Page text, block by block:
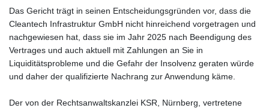
Das Gericht trägt in seinen Entscheidungsgründen vor, dass die
Cleantech Infrastruktur GmbH nicht hinreichend vorgetragen und
nachgewiesen hat, dass sie im Jahr 2025 nach Beendigung des
Vertrages und auch aktuell mit Zahlungen an Sie in
Liquiditätsprobleme und die Gefahr der Insolvenz geraten würde
und daher der qualifizierte Nachrang zur Anwendung käme.
Der von der Rechtsanwaltskanzlei KSR, Nürnberg, vertretene